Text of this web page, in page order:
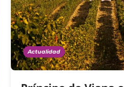
Actualidad